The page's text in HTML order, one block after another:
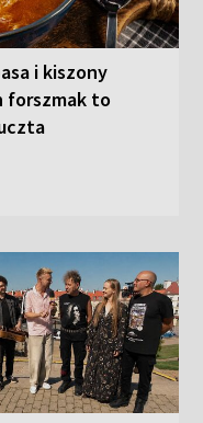
i kiszony
forszmak to